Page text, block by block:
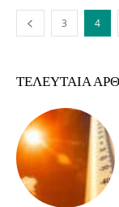
3 4
ΤΕΛΕΥΤΑΊΑ